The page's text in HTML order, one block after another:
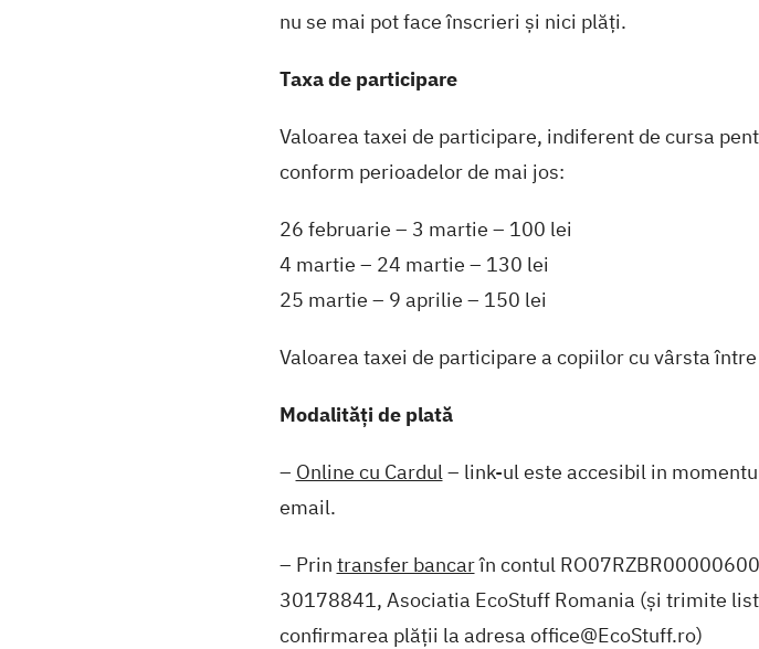
nu se mai pot face înscrieri și nici plăți.
Taxa de participare
Valoarea taxei de participare, indiferent de cursa
conform perioadelor de mai jos:
26 februarie – 3 martie – 100 lei
4 martie – 24 martie – 130 lei
25 martie – 9 aprilie – 150 lei
Valoarea taxei de participare a copiilor cu vârsta
Modalități de plată
– Online cu Cardul– link-ul este accesibil in
email.
– Prin transfer bancarîn contul
30178841, Asociatia EcoStuff Romania (și trimite
confirmarea plății la adresa office@EcoStuff.ro)